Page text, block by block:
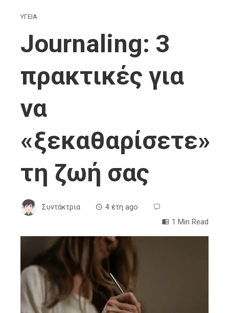
ΥΓΕΙΑ
Journaling: 3
πρακτικές για
να
«ξεκαθαρίσετε»
τη ζωή σας
Συντάκτρια
4 έτη ago
1 Min Read